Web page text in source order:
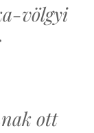
völgyi
ott